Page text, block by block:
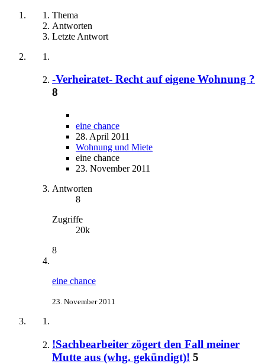
Thema
Antworten
Letzte Antwort
-Verheiratet- Recht auf eigene Wohnung ?
8
eine chance
28. April 2011
Wohnung und Miete
eine chance
23. November 2011
Antworten
8
Zugriffe
20k
8
eine chance
23. November 2011
!Sachbearbeiter zögert den Fall meiner
Mutte aus (whg. gekündigt)! 5